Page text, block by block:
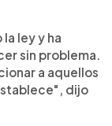
ley y ha
sin problema.
a aquellos
dijo